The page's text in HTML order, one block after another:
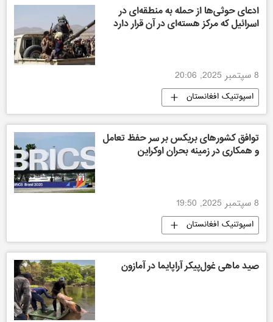
ادعای حوثی‌ها از حمله به منطقه‌ای در
اسرائیل که مرکز هسته‌ای در آن قرار دارد
8 سپتمبر 2025, 20:06
اسپوتنیک افغانستان
توافق کشورهای بریکس بر سر حفظ تعامل
و همکاری در زمینه بحران اوکراین
8 سپتمبر 2025, 19:50
اسپوتنیک افغانستان
صید ماهی غول‌پیکر آراپایما در آمازون